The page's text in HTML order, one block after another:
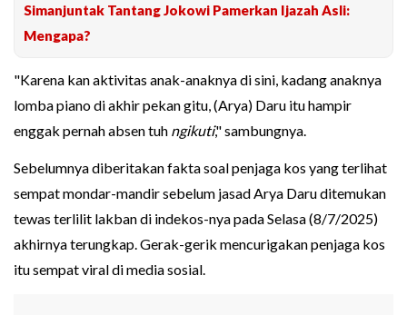
Simanjuntak Tantang Jokowi Pamerkan Ijazah Asli:
Mengapa?
"Karena kan aktivitas anak-anaknya di sini, kadang anaknya
lomba piano di akhir pekan gitu, (Arya) Daru itu hampir
enggak pernah absen tuh ngikuti," sambungnya.
Sebelumnya diberitakan fakta soal penjaga kos yang terlihat
sempat mondar-mandir sebelum jasad Arya Daru ditemukan
tewas terlilit lakban di indekos-nya pada Selasa (8/7/2025)
akhirnya terungkap. Gerak-gerik mencurigakan penjaga kos
itu sempat viral di media sosial.